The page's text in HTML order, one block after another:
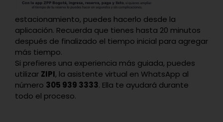
estacionamiento, puedes hacerlo desde la
aplicación. Recuerda que tienes hasta 20 minutos
después de finalizado el tiempo inicial para agregar
más tiempo.
Si prefieres una experiencia más guiada, puedes
utilizar ZIPI, la asistente virtual en WhatsApp al
número 305 939 3333. Ella te ayudará durante
todo el proceso.